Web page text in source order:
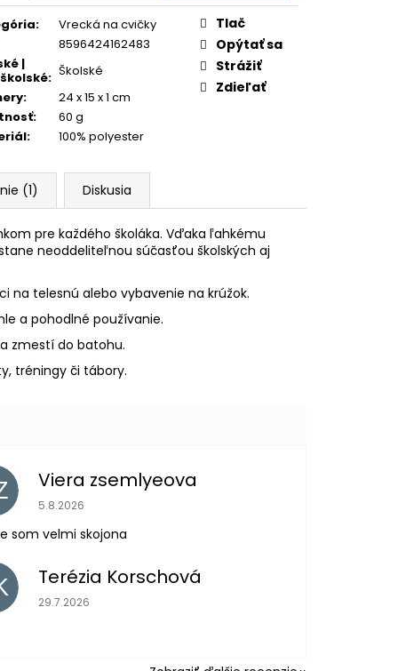
:
Vrecká na cvičky
8596424162483
|
: Školské
:
24 x 15 x 1 cm
:
60 g
: 100% polyester
Tlač
Opýtať sa
Strážiť
Zdieľať
(1) Diskusia
pre každého školáka. Vďaka ľahkému
neoddeliteľnou súčasťou školských aj
na telesnú alebo vybavenie na krúžok.
a pohodlné používanie.
zmestí do batohu.
tréningy či tábory.
Viera zsemlyeova
Hodnotenie obchodu je 5 z 5 hviezdičiek.
5.8.2026
som velmi skojona
Terézia Korschová
Hodnotenie obchodu je 5 z 5 hviezdičiek.
29.7.2026